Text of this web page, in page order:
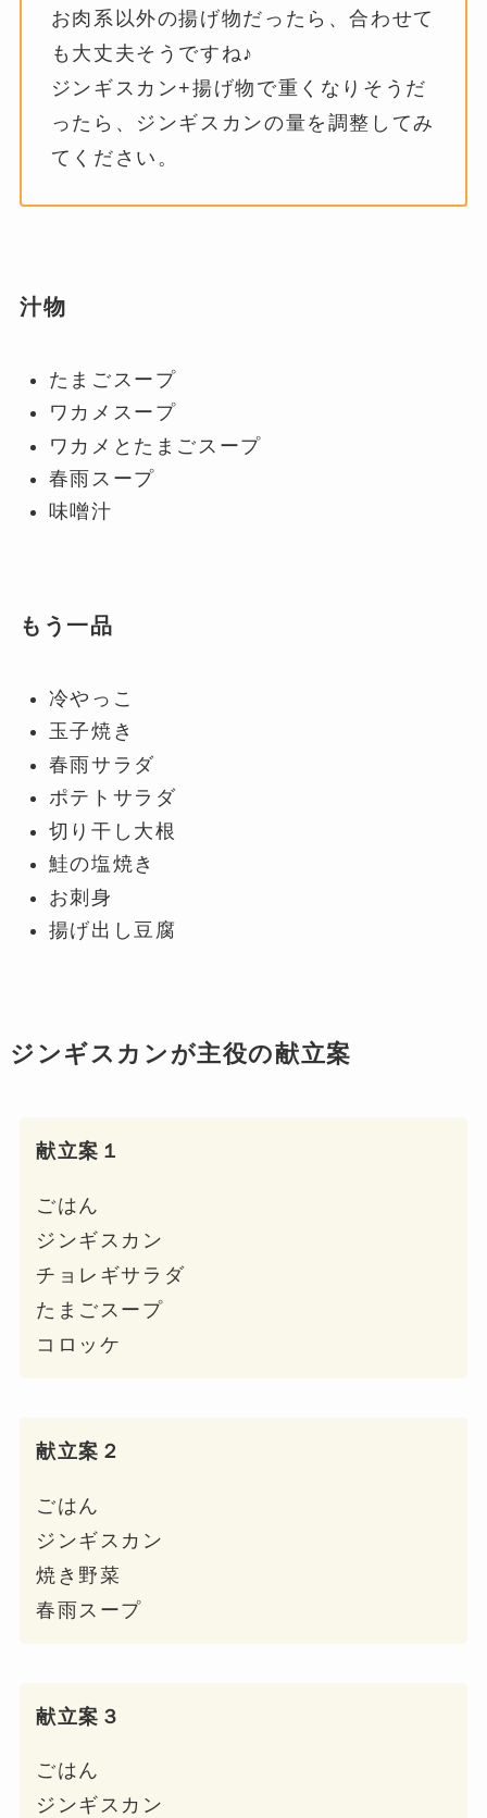
お肉系以外の揚げ物だったら、合わせて
も大丈夫そうですね♪
ジンギスカン+揚げ物で重くなりそうだ
ったら、ジンギスカンの量を調整してみ
てください。
汁物
たまごスープ
ワカメスープ
ワカメとたまごスープ
春雨スープ
味噌汁
もう一品
冷やっこ
玉子焼き
春雨サラダ
ポテトサラダ
切り干し大根
鮭の塩焼き
お刺身
揚げ出し豆腐
ジンギスカンが主役の献立案
献立案１
ごはん
ジンギスカン
チョレギサラダ
たまごスープ
コロッケ
献立案２
ごはん
ジンギスカン
焼き野菜
春雨スープ
献立案３
ごはん
ジンギスカン